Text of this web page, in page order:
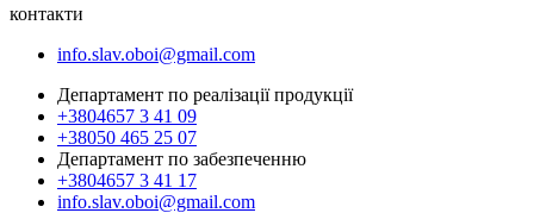
контакти
info.slav.oboi@gmail.com
Департамент по реалізації продукції
+3804657 3 41 09
+38050 465 25 07
Департамент по забезпеченню
+3804657 3 41 17
info.slav.oboi@gmail.com